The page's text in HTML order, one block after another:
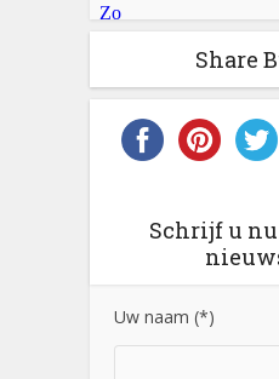
Share
Schrijf u
Uw naam (*)